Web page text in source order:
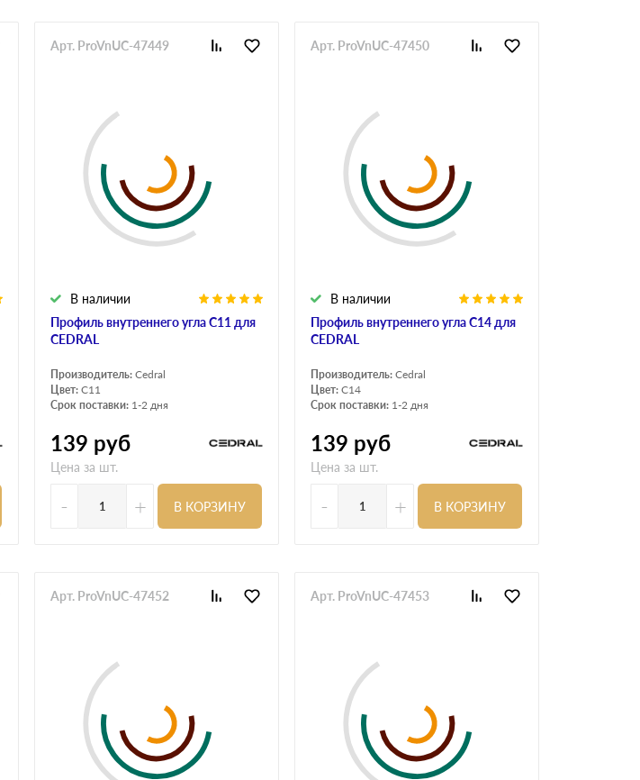
Профиль внутреннего угла С11 для
CEDRAL
В наличии
Арт. ProVnUC-47449
Производитель: Cedral
Цвет: C11
Срок поставки: 1-2 дня
139 руб
Цена за шт.
- + В КОРЗИНУ
Профиль внутреннего угла С14 для
CEDRAL
В наличии
Арт. ProVnUC-47450
Производитель: Cedral
Цвет: C14
Срок поставки: 1-2 дня
139 руб
Цена за шт.
- + В КОРЗИНУ
Арт. ProVnUC-47452 Арт. ProVnUC-47453